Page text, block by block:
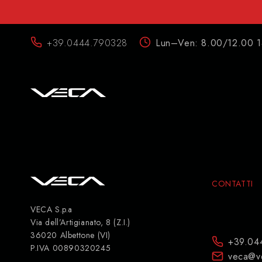
+39.0444.790328 Lun–Ven: 8.00/12.00
VECA S.p.a
Via dell’Artigianato, 8 (Z.I.)
36020 Albettone (VI)
P.IVA 00890320245
CONTATTI